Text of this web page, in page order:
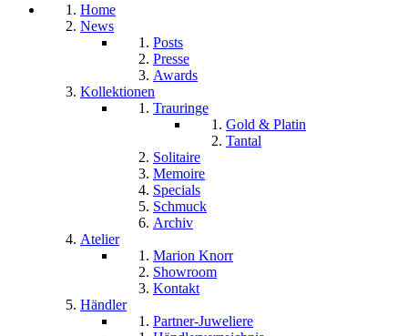
Home
News
Posts
Presse
Awards
Kollektionen
Trauringe
Gold & Platin
Tantal
Solitaire
Memoire
Specials
Schmuck
Archiv
Atelier
Marion Knorr
Showroom
Kontakt
Händler
Partner-Juweliere